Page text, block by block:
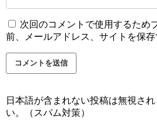
次回のコメントで使用するため
前、メールアドレス、サイトを保存
日本語が含まれない投稿は無視さ
い。（スパム対策）